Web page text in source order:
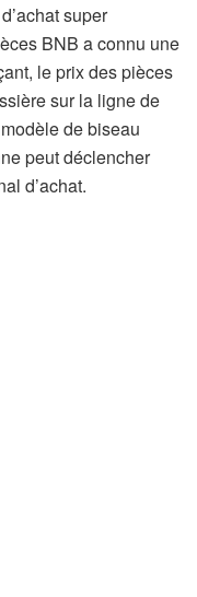
super
BNB a connu une
le prix des pièces
sur la ligne de
de biseau
peut déclencher
d’achat.